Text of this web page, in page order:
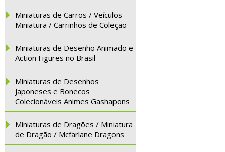
Miniaturas de Carros / Veículos
Miniatura / Carrinhos de Coleção
Miniaturas de Desenho Animado e
Action Figures no Brasil
Miniaturas de Desenhos
Japoneses e Bonecos
Colecionáveis Animes Gashapons
Miniaturas de Dragões / Miniatura
de Dragão / Mcfarlane Dragons